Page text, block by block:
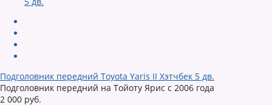
Подголовник передний Toyota Yaris II Хэтчбек 5 дв.
Подголовник передний на Тойоту Ярис с 2006 года
2 000 руб.